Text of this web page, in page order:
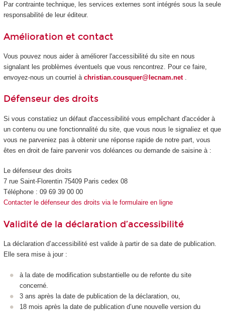
Par contrainte technique, les services externes sont intégrés sous la seule
responsabilité de leur éditeur.
Amélioration et contact
Vous pouvez nous aider à améliorer l'accessibilité du site en nous
signalant les problèmes éventuels que vous rencontrez. Pour ce faire,
envoyez-nous un courriel à christian.cousquer@lecnam.net
Défenseur des droits
Si vous constatiez un défaut d'accessibilité vous empêchant d'accéder à
un contenu ou une fonctionnalité du site, que vous nous le signaliez et que
vous ne parveniez pas à obtenir une réponse rapide de notre part, vous
êtes en droit de faire parvenir vos doléances ou demande de saisine à :
Le défenseur des droits
7 rue Saint-Florentin 75409 Paris cedex 08
Téléphone : 09 69 39 00 00
Contacter le défenseur des droits via le formulaire en ligne
Validité de la déclaration d’accessibilité
La déclaration d’accessibilité est valide à partir de sa date de publication.
Elle sera mise à jour :
à la date de modification substantielle ou de refonte du site
concerné.
3 ans après la date de publication de la déclaration, ou,
18 mois après la date de publication d’une nouvelle version du